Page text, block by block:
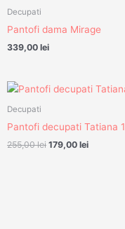
Decupati
Pantofi dama Mirage
339,00 lei
Decupati
Pantofi decupati Tatiana 1
255,00lei
Prețul
255,00 lei.
179,00 lei
Prețul